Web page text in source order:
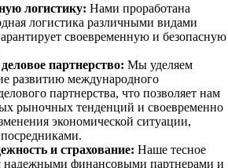
логистику: Нами проработана
логистика различными видами
своевременную и безопасную
партнерство: Мы уделяем
развитию международного
партнерства, что позволяет нам
рыночных тенденций и своевременно
экономической ситуации,
и страхование: Наше тесное
надежными финансовыми партнерами и